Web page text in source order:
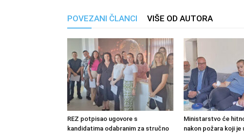
POVEZANI ČLANCI VIŠE OD AUTORA
REZ potpisao ugovore s
kandidatima odabranim za stručno
Ministarstvo će
nakon požara koji je